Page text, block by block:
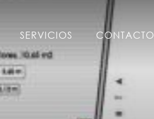
SERVICIOS CONTACTO